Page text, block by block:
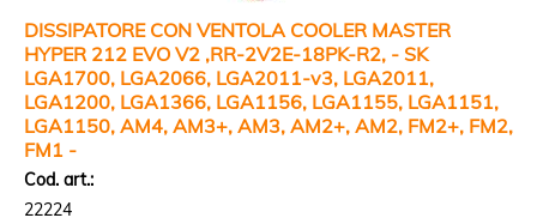
DISSIPATORE CON VENTOLA COOLER MASTER
HYPER 212 EVO V2 ,RR-2V2E-18PK-R2, - SK
LGA1700, LGA2066, LGA2011-v3, LGA2011,
LGA1200, LGA1366, LGA1156, LGA1155, LGA1151,
LGA1150, AM4, AM3+, AM3, AM2+, AM2, FM2+, FM2,
FM1 -
Cod. art.:
22224